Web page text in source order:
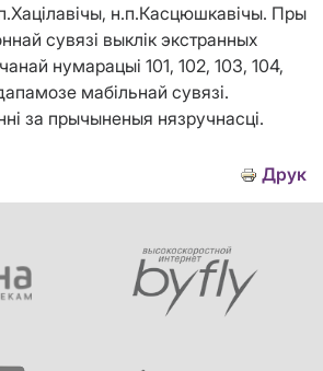
н.п.Касцюшкавічы. Пры
сувязі выклік экстранных
нумарацыі 101, 102, 103, 104,
мабільнай сувязі.
за прычыненыя нязручнасці.
Друк